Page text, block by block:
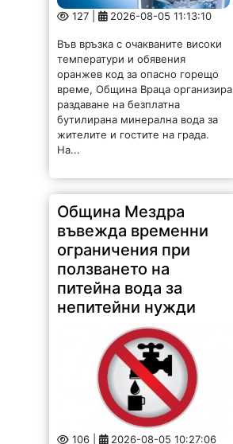
127 | 2026-08-05 11:13:10
Във връзка с очакваните високи
температури и обявения
оранжев код за опасно горещо
време, Община Враца организира
раздаване на безплатна
бутилирана минерална вода за
жителите и гостите на града.
На...
Община Мездра
въвежда временни
ограничения при
ползването на
питейна вода за
непитейни нужди
106 | 2026-08-05 10:27:06